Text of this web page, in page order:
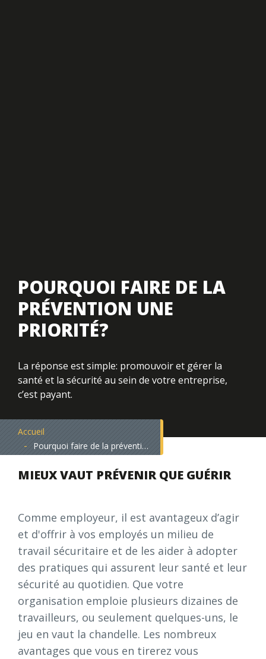
POURQUOI FAIRE DE LA
PRÉVENTION UNE
PRIORITÉ?
La réponse est simple: promouvoir et gérer la
santé et la sécurité au sein de votre entreprise,
c’est payant.
Accueil
Pourquoi faire de la prévention une priorité?
MIEUX VAUT PRÉVENIRQUE GUÉRIR
Comme employeur, il est avantageux d’agir
et d'offrir à vos employés un milieu de
travail sécuritaire et de les aider à adopter
des pratiques qui assurent leur santé et leur
sécurité au quotidien. Que votre
organisation emploie plusieurs dizaines de
travailleurs, ou seulement quelques-uns, le
jeu en vaut la chandelle. Les nombreux
avantages que vous en tirerez vous